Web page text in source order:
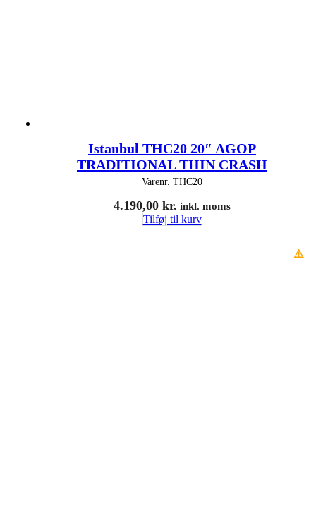
Istanbul THC20 20″ AGOP
TRADITIONAL THIN CRASH
Varenr. THC20
4.190,00 kr. inkl. moms
Tilføj til kurv
⚠️